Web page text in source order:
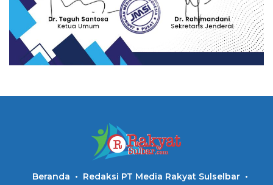
Beranda
Redaksi PT Media Rakyat Sulselbar